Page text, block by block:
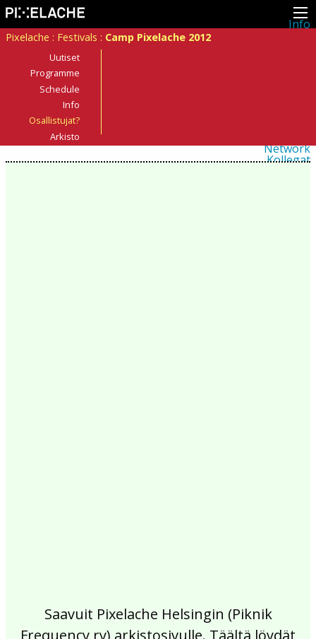
Info
Network
Kollegat
Pixelache : Festivals : Camp Pixelache 2012
Uutiset
Programme
Schedule
Info
Osallistujat?
Arkisto
Saavuit Pixelache Helsingin (Piknik
Frequency ry) arkistosivulle. Täältä löydät